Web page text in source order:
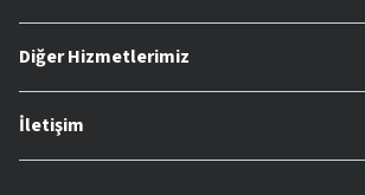
Diğer Hizmetlerimiz
İletişim